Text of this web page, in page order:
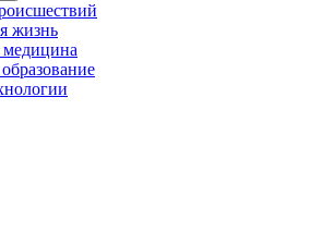
жизнь
медицина